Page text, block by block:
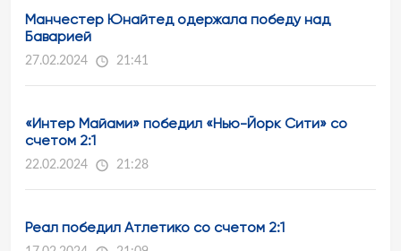
Манчестер Юнайтед одержала победу над
Баварией
27.02.2024 21:41
«Интер Майами» победил «Нью-Йорк Сити» со
счетом 2:1
22.02.2024 21:28
Реал победил Атлетико со счетом 2:1